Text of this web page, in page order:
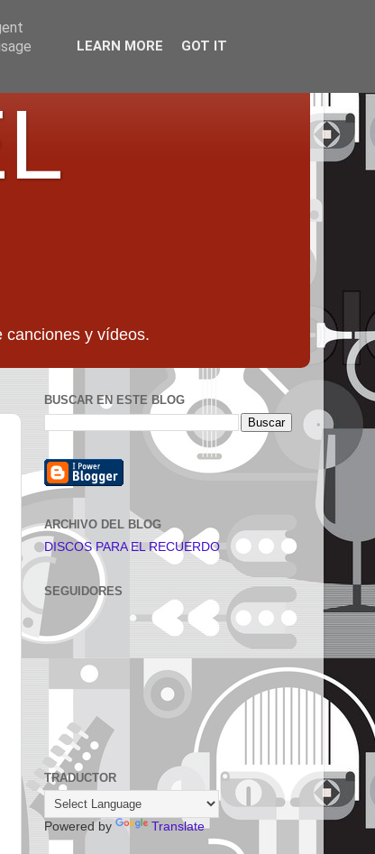
canciones y vídeos.
BUSCAR EN ESTE BLOG
ARCHIVO DEL BLOG
DISCOS PARA EL RECUERDO
SEGUIDORES
TRADUCTOR
Powered by Translate
LEARN MORE GOT IT